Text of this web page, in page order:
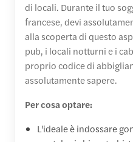
di locali. Durante il tuo
francese, devi
alla scoperta di questo
pub, i locali notturni e i
proprio codice di
assolutamente sapere.
Per cosa optare:
L'ideale è indossare